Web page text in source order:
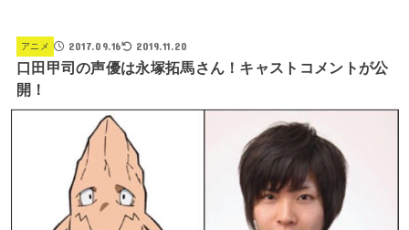
アニメ 2017.09.16 2019.11.20
口田甲司の声優は永塚拓馬さん！キャストコメントが公
開！